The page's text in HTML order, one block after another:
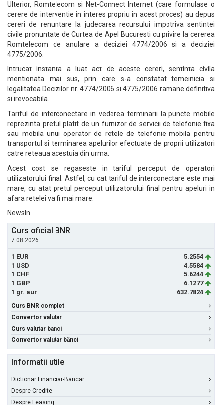
Ulterior, Romtelecom si Net-Connect Internet (care formulase o
cerere de interventie in interes propriu in acest proces) au depus
cereri de renuntare la judecarea recursului impotriva sentintei
civile pronuntate de Curtea de Apel Bucuresti cu privire la cererea
Romtelecom de anulare a deciziei 4774/2006 si a deciziei
4775/2006.
Intrucat instanta a luat act de aceste cereri, sentinta civila
mentionata mai sus, prin care s-a constatat temeinicia si
legalitatea Decizilor nr. 4774/2006 si 4775/2006 ramane definitiva
si irevocabila.
Tariful de interconectare in vederea terminarii la puncte mobile
reprezinta pretul platit de un furnizor de servicii de telefonie fixa
sau mobila unui operator de retele de telefonie mobila pentru
transportul si terminarea apelurilor efectuate de proprii utilizatori
catre reteaua acestuia din urma.
Acest cost se regaseste in tariful perceput de operatori
utilizatorului final. Astfel, cu cat tariful de interconectare este mai
mare, cu atat pretul perceput utilizatorului final pentru apeluri in
afara retelei va fi mai mare.
NewsIn
Curs oficial BNR
7.08.2026
1 EUR
5.2554
1 USD
4.5584
1 CHF
5.6244
1 GBP
6.1277
1 gr. aur
632.7824
Curs BNR complet
Convertor valutar
Curs valutar banci
Convertor valutar bănci
Informatii utile
Dictionar Financiar-Bancar
Despre Credite
Despre Leasing